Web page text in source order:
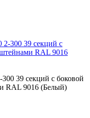
39 секций с боковой
RAL 9016 (Белый)